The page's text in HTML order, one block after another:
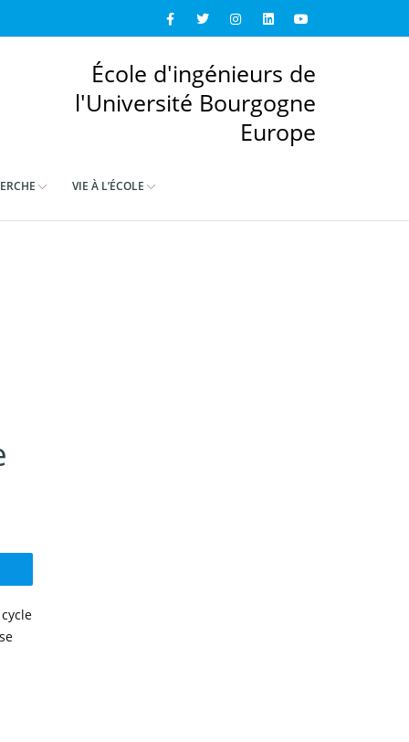
École d'ingénieurs de
l'Université Bourgogne
Europe
VIE À L’ÉCOLE